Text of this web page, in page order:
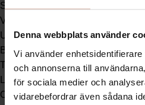
Denna webbplats använder
Vi använder
och annonserna till
för sociala medier och
vidarebefordrar även sådana
Stödstrumpor
Varma strumpor
Underkläder
BH
Trosor
Linnen
Cykelbyxor